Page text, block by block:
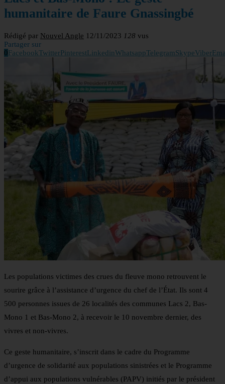
humanitaire de Faure Gnassingbé
Rédigé par Nouvel Angle 12/11/2023 128 vus
Partager sur
0FacebookTwitterPinterestLinkedinWhatsappTelegramSkypeViber
Les populations victimes des crues du fleuve mono retrouvent le
sourire grâce à l’assistance d’urgence du chef de l’État. Ils sont 4
500 personnes issues de 26 localités des communes Lacs 2, Bas-
Mono 1 et Bas-Mono 2, à recevoir le 10 novembre dernier, des
vivres et non-vivres.
Ce geste humanitaire, s’inscrit dans le cadre du Programme
d’urgence de solidarité aux populations sinistrées et le Programme
d’appui aux populations vulnérables (PAPV) initiés par le président